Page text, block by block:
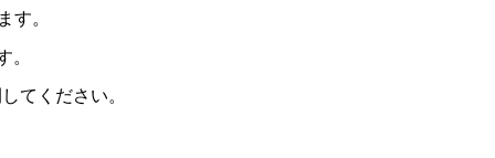
。
てください。